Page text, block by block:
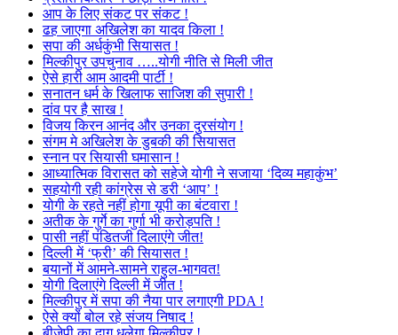
आप के लिए संकट पर संकट !
ढह जाएगा अखिलेश का यादव किला !
सपा की अर्धकुंभी सियासत !
मिल्कीपुर उपचुनाव …..योगी नीति से मिली जीत
ऐसे हारी आम आदमी पार्टी !
सनातन धर्म के खिलाफ साजिश की सुपारी !
दांव पर है साख !
विजय किरन आनंद और उनका दुरसंयोग !
संगम मे अखिलेश के डुबकी की सियासत
स्नान पर सियासी घमासान !
आध्यात्मिक विरासत को सहेजे योगी ने सजाया ‘दिव्य महाकुंभ’
सहयोगी रही कांग्रेस से डरी ‘आप’ !
योगी के रहते नहीं होगा यूपी का बंटवारा !
अतीक के गुर्गे का गुर्गा भी करोड़पति !
पासी नहीं पंडितजी दिलाएंगे जीत!
दिल्ली में ‘फ्री’ की सियासत !
बयानों में आमने-सामने राहुल-भागवत!
योगी दिलाएंगे दिल्ली में जीत !
मिल्कीपुर में सपा की नैया पार लगाएगी PDA !
ऐसे क्यों बोल रहे संजय निषाद !